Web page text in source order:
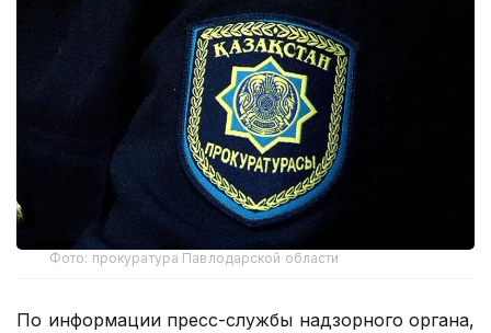
Фото: прокуратура Павлодарской области
По информации пресс-службы надзорного органа,